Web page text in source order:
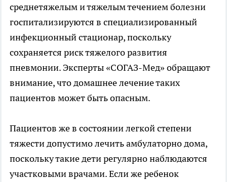
среднетяжелым и тяжелым течением болезни
госпитализируются в специализированный
инфекционный стационар, поскольку
сохраняется риск тяжелого развития
пневмонии. Эксперты «СОГАЗ-Мед» обращают
внимание, что домашнее лечение таких
пациентов может быть опасным.
Пациентов же в состоянии легкой степени
тяжести допустимо лечить амбулаторно дома,
поскольку такие дети регулярно наблюдаются
участковыми врачами. Если же ребенок